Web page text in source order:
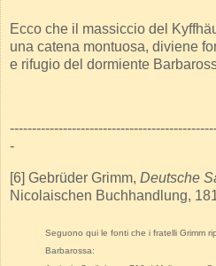
Ecco che il massiccio del
una catena montuosa, diviene
e rifugio del dormiente
-
[6] Gebrüder Grimm, Deutsche
Nicolaischen Buchhandlung,
Seguono qui le fonti che i fratelli Grimm
Barbarossa: